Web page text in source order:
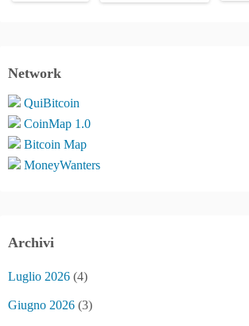
Network
QuiBitcoin
CoinMap 1.0
Bitcoin Map
MoneyWanters
Archivi
Luglio 2026 (4)
Giugno 2026 (3)